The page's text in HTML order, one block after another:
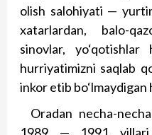
olish salohiyati —
xatarlardan, balo-
sinovlar, yo‘qotishlar
hurriyatimizni saqlab
inkor etib bo‘lmaydigan
Oradan necha-